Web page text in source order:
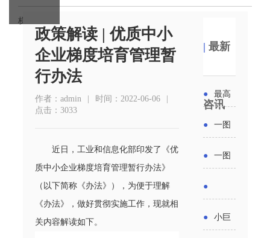
梯度培育管理暂行办法
政策解读 | 优质中小
企业梯度培育管理暂
行办法
作者：admin | 时间：2022-06-06
|
点击：3033
近日，工业和信息化部印发了《优
质中小企业梯度培育管理暂行办法》
（以下简称《办法》），为便于理解
《办法》，做好贯彻实施工作，现就相
关内容解读如下。
|最新
咨讯
● 最高
元！贵
州开展
2026年
● 一图
省科技
成果转
● 一图
出台酒
●
● 小巨